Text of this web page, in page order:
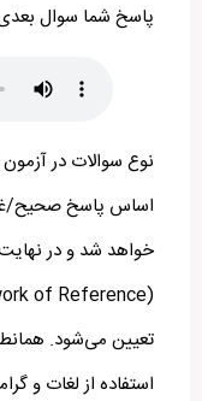
پاسخ شما سوال
اساس پاسخ صحیح/
خواهد شد و در
of Reference)
تعیین می‌شود.
استفاده از لغات و